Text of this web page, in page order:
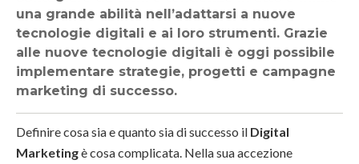
una grande abilità nell’adattarsi a nuove
tecnologie digitali e ai loro strumenti. Grazie
alle nuove tecnologie digitali è oggi possibile
implementare strategie, progetti e campagne
marketing di successo.
Definire cosa sia e quanto sia di successo il Digital
Marketingè cosa complicata. Nella sua accezione